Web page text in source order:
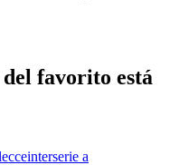
favorito está
interserie a